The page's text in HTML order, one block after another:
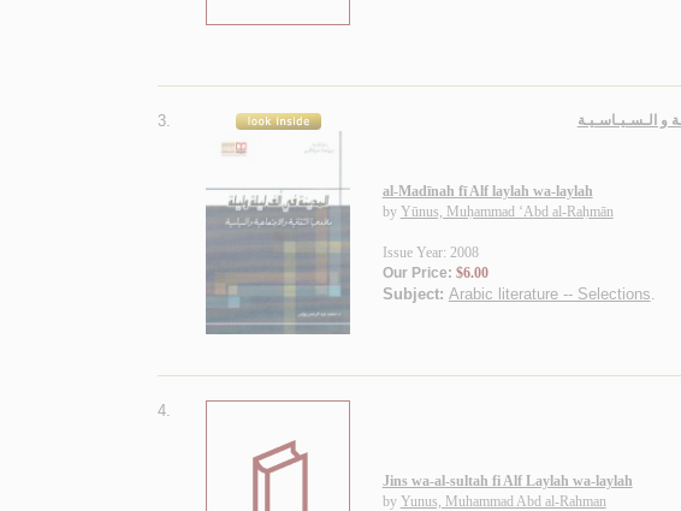
3.
و الـسـيـاسـيـة
al-Madīnah fī Alf laylah wa-laylah
by Yūnus, Muḥammad ‘Abd al-Raḥmān
Issue Year: 2008
Our Price: $6.00
Subject: Arabic literature -- Selections.
4.
Jins wa-al-sultah fi Alf Laylah wa-laylah
by Yunus, Muhammad Abd al-Rahman